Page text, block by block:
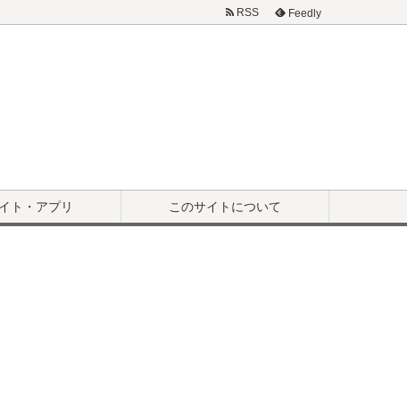
ト・アプリ このサイトについて
RSS Feedly